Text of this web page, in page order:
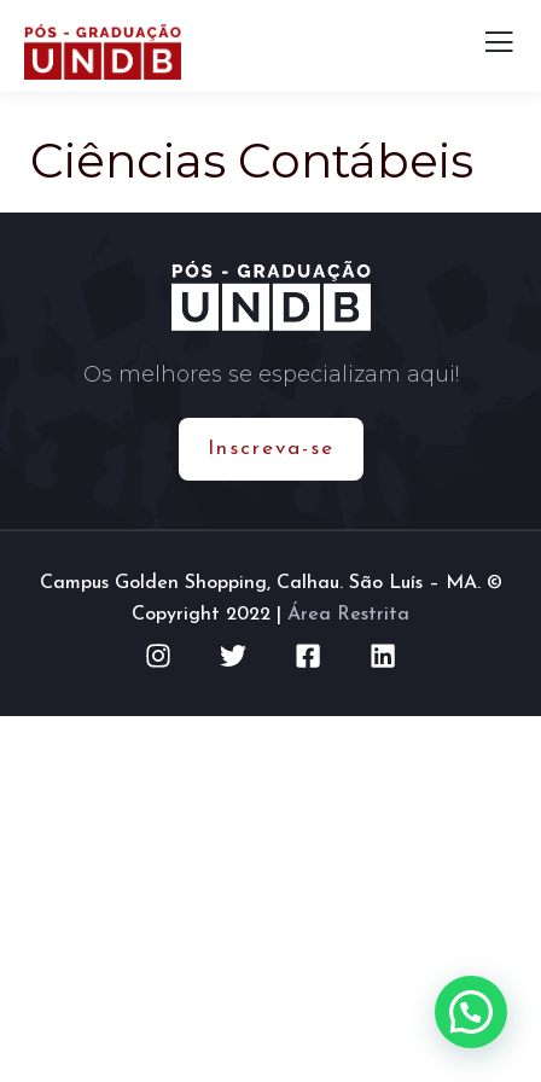
Ciências Contábeis
Os melhores se especializam aqui!
Inscreva-se
Campus Golden Shopping, Calhau. São Luís – MA. ©
Copyright 2022 | Área Restrita